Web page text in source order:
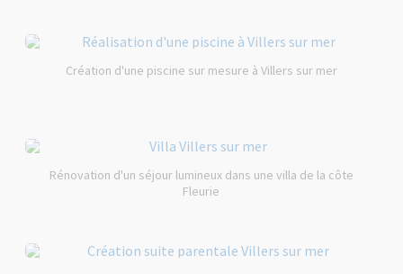
Création d'une piscine sur mesure à Villers sur mer
Rénovation d'un séjour lumineux dans une villa de la côte
Fleurie